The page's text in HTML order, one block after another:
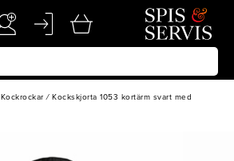
Kockrockar / Kockskjorta 1053 kortärm svart med